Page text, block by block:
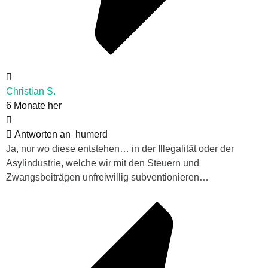
Christian S.
6 Monate her
Antworten an
humerd
Ja, nur wo diese entstehen… in der Illegalität oder der
Asylindustrie, welche wir mit den Steuern und
Zwangsbeiträgen unfreiwillig subventionieren…